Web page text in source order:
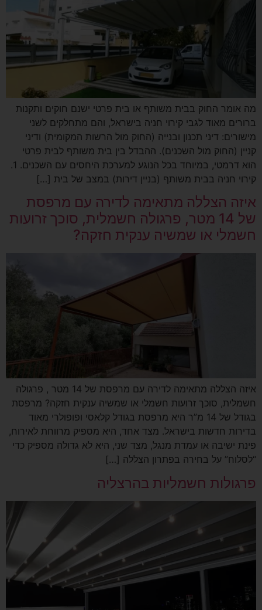
מה אומר החוק בבית משותף או בית פרטי ישנם חוקים ותקנות
ברורים מאוד לגבי קירוי חניה בישראל, והם מתחלקים לשני
מישורים: דיני תכנון ובנייה (החוק מול הרשות המקומית) ודיני
קניין (החוק מול השכנים). ההבדל בין בית משותף לבית פרטי
הוא דרמטי, במיוחד בכל הנוגע למערכת היחסים עם השכנים. 1.
קירוי חניה בבית משותף (בניין דירות) במצב של בית […]
איזה הצללה מתאימה לדירה עם מרפסת
של 14 מטר, פרגולה חשמלית, סוכך זרועות
חשמלי או שמשיה ענקית חזקה?
איזה הצללה מתאימה לדירה עם מרפסת של 14 מטר , פרגולה
חשמלית, סוכך זרועות חשמלי או שמשיה ענקית חזקה? מרפסת
בגודל של 14 מ”ר היא מרפסת בגודל קלאסי ופופולרי מאוד
בדירות חדשות בישראל. מצד אחד, היא מספיק מרווחת לאירוח,
פינת ישיבה או עמדת מנגל, מצד שני, היא לא גדולה מספיק כדי
“לסלוח” על בחירה בפתרון הצללה […]
פרגולות חשמליות בהרצליה